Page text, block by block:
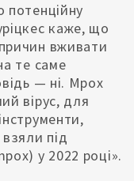
потенційну
каже, що
вживати
те саме
— ні. Mpox
вірус, для
під
у 2022 році».